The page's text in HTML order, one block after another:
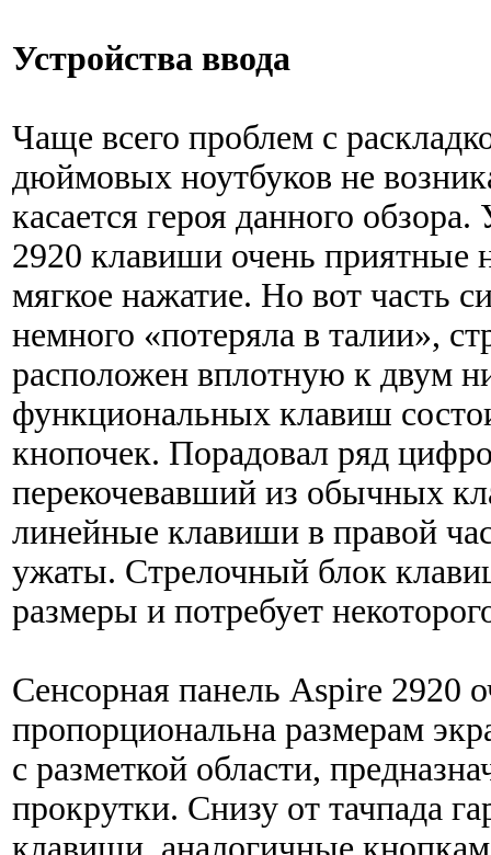
Устройства ввода
Чаще всего проблем с
дюймовых ноутбуков не
касается героя данного
2920 клавиши очень приятные
мягкое нажатие. Но вот часть
немного «потеряла в талии»,
расположен вплотную к двум
функциональных клавиш
кнопочек. Порадовал ряд
перекочевавший из обычных
линейные клавиши в правой
ужаты. Стрелочный блок
размеры и потребует
Сенсорная панель Aspire 2920
пропорциональна размерам
с разметкой области,
прокрутки. Снизу от тачпада